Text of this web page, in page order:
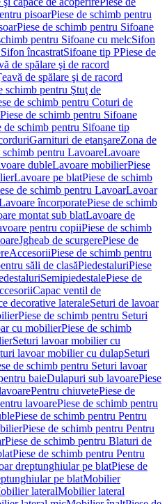
pisoarPiese de schimb pentru
Piese de schimb pentru Sifoane
pentru Sifoane cu melcSifon
încastratSifoane tip PPiese de
de spălare şi de racord
de spălare şi de racord
schimb pentru Ştuţ de
de schimb pentru Coturi de
Piese de schimb pentru Sifoane
de schimb pentru Sifoane tip
Garnituri de etanşareZona de
schimb pentru LavoareLavoare
dubleLavoare mobilierPiese
Lavoare pe blatPiese de schimb
de schimb pentru LavoarLavoar
încorporatePiese de schimb
montat sub blatLavoare de
pentru copiiPiese de schimb
Jgheab de scurgerePiese de
AccesoriiPiese de schimb pentru
săli de clasăPiedestaluriPiese
SemipiedestalePiese de
Capac ventil de
decorative lateraleSeturi de lavoar
Piese de schimb pentru Seturi
cu mobilierPiese de schimb
Seturi lavoar mobilier cu
lavoar mobilier cu dulapSeturi
de schimb pentru Seturi lavoar
baieDulapuri sub lavoarePiese
Pentru chiuvetePiese de
lavoarePiese de schimb pentru
Piese de schimb pentru Pentru
Piese de schimb pentru Pentru
Piese de schimb pentru Blaturi de
Piese de schimb pentru Pentru
dreptunghiular pe blatPiese de
pe blatMobilier
lateralMobilier lateral